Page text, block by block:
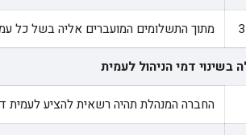
מתוך התשלומים המועברים אליה בשל כל
בשינוי דמי הניהול לעמית
החברה המנהלת תהיה רשאית להציע לעמית